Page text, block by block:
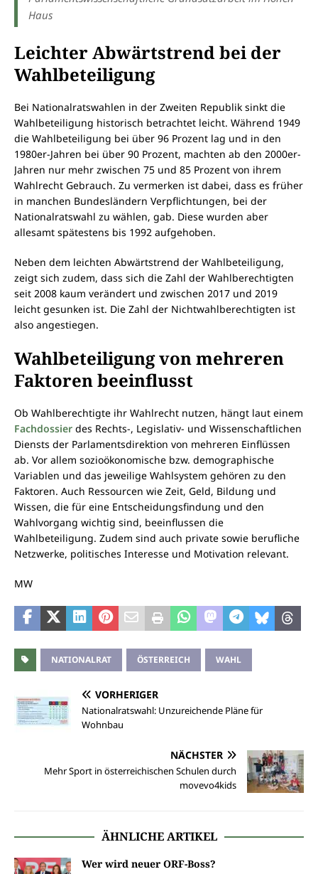
Haus
Leichter Abwärtstrend bei der
Wahlbeteiligung
Bei Nationalratswahlen in der Zweiten Republik sinkt die
Wahlbeteiligung historisch betrachtet leicht. Während 1949
die Wahlbeteiligung bei über 96 Prozent lag und in den
1980er-Jahren bei über 90 Prozent, machten ab den 2000er-
Jahren nur mehr zwischen 75 und 85 Prozent von ihrem
Wahlrecht Gebrauch. Zu vermerken ist dabei, dass es früher
in manchen Bundesländern Verpflichtungen, bei der
Nationalratswahl zu wählen, gab. Diese wurden aber
allesamt spätestens bis 1992 aufgehoben.
Neben dem leichten Abwärtstrend der Wahlbeteiligung,
zeigt sich zudem, dass sich die Zahl der Wahlberechtigten
seit 2008 kaum verändert und zwischen 2017 und 2019
leicht gesunken ist. Die Zahl der Nichtwahlberechtigten ist
also angestiegen.
Wahlbeteiligung von mehreren
Faktoren beeinflusst
Ob Wahlberechtigte ihr Wahlrecht nutzen, hängt laut einem
Fachdossier des Rechts-, Legislativ- und Wissenschaftlichen
Diensts der Parlamentsdirektion von mehreren Einflüssen
ab. Vor allem sozioökonomische bzw. demographische
Variablen und das jeweilige Wahlsystem gehören zu den
Faktoren. Auch Ressourcen wie Zeit, Geld, Bildung und
Wissen, die für eine Entscheidungsfindung und den
Wahlvorgang wichtig sind, beeinflussen die
Wahlbeteiligung. Zudem sind auch private sowie berufliche
Netzwerke, politisches Interesse und Motivation relevant.
MW
NATIONALRAT ÖSTERREICH WAHL
VORHERIGER
Nationalratswahl: Unzureichende Pläne für
Wohnbau
NÄCHSTER
Mehr Sport in österreichischen Schulen durch
movevo4kids
ÄHNLICHE ARTIKEL
Wer wird neuer ORF-Boss?